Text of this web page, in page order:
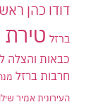
דודו כהן
ברזל
כבאות והצלה
חרבות ברזל
העירונית אמיר שילו